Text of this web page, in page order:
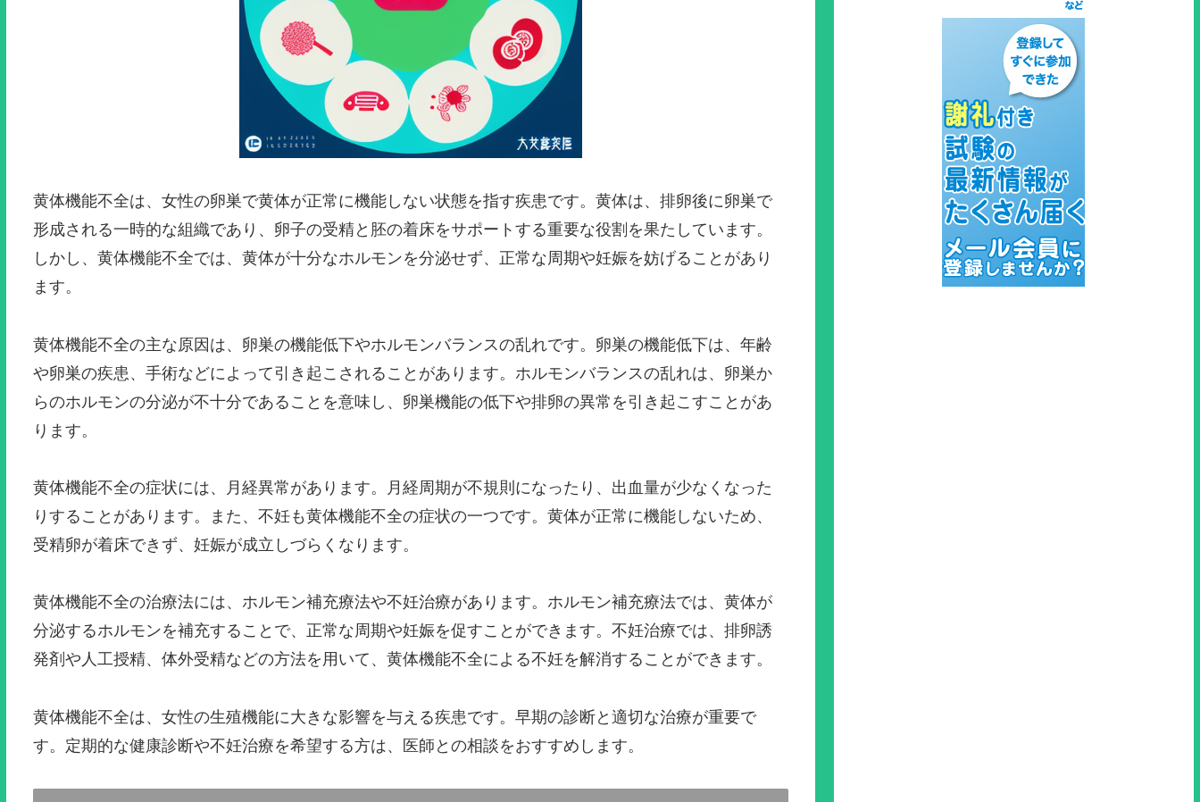
黄体機能不全は、女性の卵巣で黄体が正常に機能しない状態を指す疾患です。黄体は、排卵後に卵巣で
形成される一時的な組織であり、卵子の受精と胚の着床をサポートする重要な役割を果たしています。
しかし、黄体機能不全では、黄体が十分なホルモンを分泌せず、正常な周期や妊娠を妨げることがあり
ます。
黄体機能不全の主な原因は、卵巣の機能低下やホルモンバランスの乱れです。卵巣の機能低下は、年齢
や卵巣の疾患、手術などによって引き起こされることがあります。ホルモンバランスの乱れは、卵巣か
らのホルモンの分泌が不十分であることを意味し、卵巣機能の低下や排卵の異常を引き起こすことがあ
ります。
黄体機能不全の症状には、月経異常があります。月経周期が不規則になったり、出血量が少なくなった
りすることがあります。また、不妊も黄体機能不全の症状の一つです。黄体が正常に機能しないため、
受精卵が着床できず、妊娠が成立しづらくなります。
黄体機能不全の治療法には、ホルモン補充療法や不妊治療があります。ホルモン補充療法では、黄体が
分泌するホルモンを補充することで、正常な周期や妊娠を促すことができます。不妊治療では、排卵誘
発剤や人工授精、体外受精などの方法を用いて、黄体機能不全による不妊を解消することができます。
黄体機能不全は、女性の生殖機能に大きな影響を与える疾患です。早期の診断と適切な治療が重要で
す。定期的な健康診断や不妊治療を希望する方は、医師との相談をおすすめします。